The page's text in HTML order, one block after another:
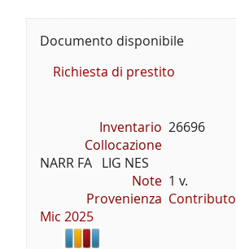
Documento disponibile
Richiesta di prestito
Inventario 26696
Collocazione
NARR FA   LIG NES
Note 1 v.
Provenienza Contributo
Mic 2025